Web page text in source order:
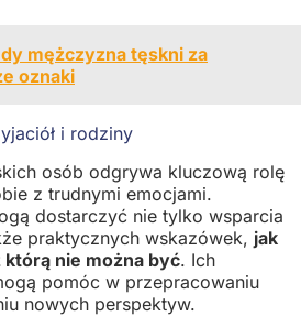
mężczyzna tęskni za
oznaki
i rodziny
osób odgrywa kluczową rolę
z trudnymi emocjami.
dostarczyć nie tylko wsparcia
praktycznych wskazówek, jak
nie można być. Ich
pomóc w przepracowaniu
nowych perspektyw.